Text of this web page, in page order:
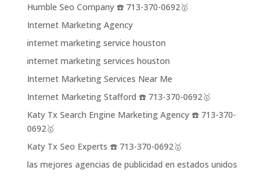
Humble Seo Company ☎️ 713-370-0692🥇
Internet Marketing Agency
internet marketing service houston
internet marketing services houston
Internet Marketing Services Near Me
Internet Marketing Stafford ☎️ 713-370-0692🥇
Katy Tx Search Engine Marketing Agency ☎️ 713-370-
0692🥇
Katy Tx Seo Experts ☎️ 713-370-0692🥇
las mejores agencias de publicidad en estados unidos